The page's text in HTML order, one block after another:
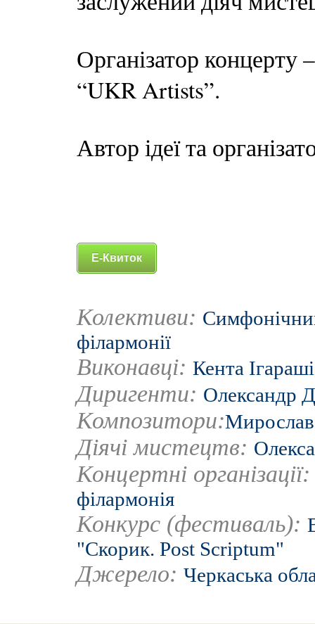
Організатор концерту
“UKR Artists”.
Автор ідеї та
Е-Квиток
Колективи:
філармонії
Виконавці: Кента Ігараші
Диригенти: Олександр
Композитори:
Діячі мистецтв:
Концертні
філармонія
Конкурс (фестиваль):
"Скорик. Post Scriptum"
Джерело: Черкаська